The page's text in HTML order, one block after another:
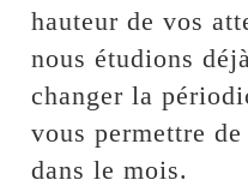
hauteur de vos
nous étudions
changer la
vous permettre
dans le mois.